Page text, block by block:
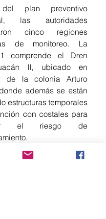
plan preventivo
las autoridades
cinco regiones
de monitoreo. La
comprende el Dren
II, ubicado en
de la colonia Arturo
además se están
estructuras temporales
con costales para
el riesgo de
2 contempla el